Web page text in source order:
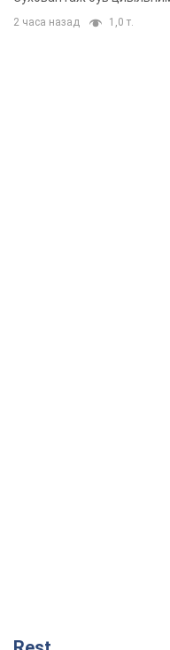
2 часа назад 1,0 т.